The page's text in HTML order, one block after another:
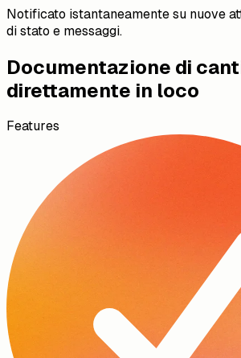
Notificato istantaneamente su nuove
di stato e messaggi.
Documentazione di
direttamente in loco
Features